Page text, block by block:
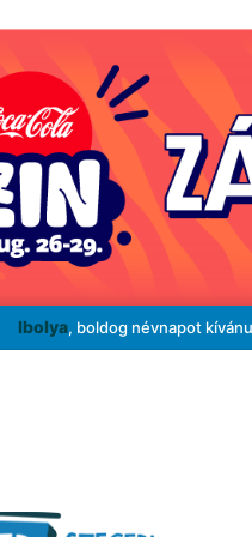
Ibolya, boldog névnapot